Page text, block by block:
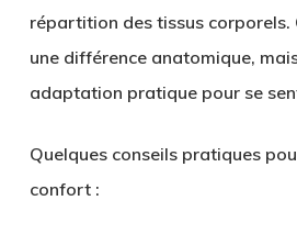
répartition des tissus corporels.
une différence anatomique,
adaptation pratique pour se
Quelques conseils pratiques
confort :